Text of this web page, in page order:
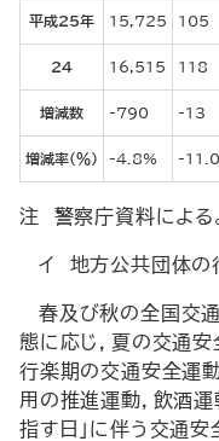
平成25年 15,725 105
24 16,515 118
増減数 -790 -13
増減率（％） -4.8% -
注 警察庁資料による
イ 地方公共団体の
春及び秋の全国交
態に応じ，夏の交通安
行楽期の交通安全運動
用の推進運動，飲酒運
指す日」に伴う交通